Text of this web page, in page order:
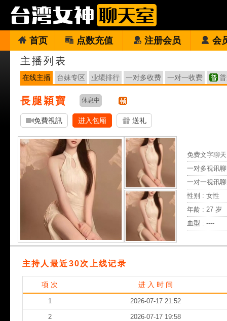
首页 点数充值 注册会员 会
主播列表
在线主播 台妹专区 业绩排行 一对多收费 一对一收费
長腿穎寶 休息中
免費視訊 进入包厢 送礼
免费文字聊
一对多视讯
一对一视讯
性别 : 女性
年龄 : 27 岁
血型 : ----
主持人最近30次上线记录
项 次 进 入 时 间
1 2026-07-17 21:52
2 2026-07-17 19:58